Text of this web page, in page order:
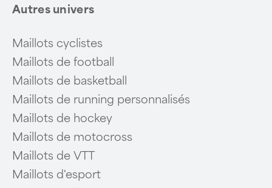
Autres univers
Maillots cyclistes
Maillots de football
Maillots de basketball
Maillots de running personnalisés
Maillots de hockey
Maillots de motocross
Maillots de VTT
Maillots d'esport